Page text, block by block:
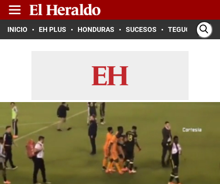
INICIO EH PLUS HONDURAS SUCESOS TEGUCIGALPA